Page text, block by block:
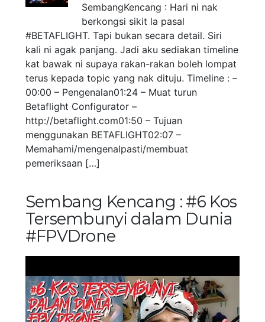
SembangKencang : Hari ni nak
berkongsi sikit la pasal
#BETAFLIGHT. Tapi bukan secara detail. Siri
kali ni agak panjang. Jadi aku sediakan timeline
kat bawak ni supaya rakan-rakan boleh lompat
terus kepada topic yang nak dituju. Timeline : –
00:00 – Pengenalan01:24 – Muat turun
Betaflight Configurator –
http://betaflight.com01:50 – Tujuan
menggunakan BETAFLIGHT02:07 –
Memahami/mengenalpasti/membuat
pemeriksaan […]
Sembang Kencang : #6 Kos
Tersembunyi dalam Dunia
#FPVDrone